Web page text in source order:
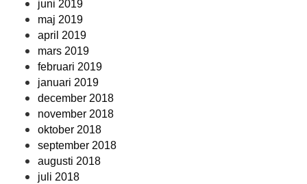
juni 2019
maj 2019
april 2019
mars 2019
februari 2019
januari 2019
december 2018
november 2018
oktober 2018
september 2018
augusti 2018
juli 2018